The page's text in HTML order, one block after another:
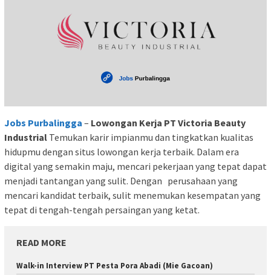
Jobs Purbalingga – Lowongan Kerja PT Victoria Beauty
Industrial Temukan karir impianmu dan tingkatkan kualitas
hidupmu dengan situs lowongan kerja terbaik. Dalam era
digital yang semakin maju, mencari pekerjaan yang tepat dapat
menjadi tantangan yang sulit. Dengan perusahaan yang
mencari kandidat terbaik, sulit menemukan kesempatan yang
tepat di tengah-tengah persaingan yang ketat.
READ MORE
Walk-in Interview PT Pesta Pora Abadi (Mie Gacoan)